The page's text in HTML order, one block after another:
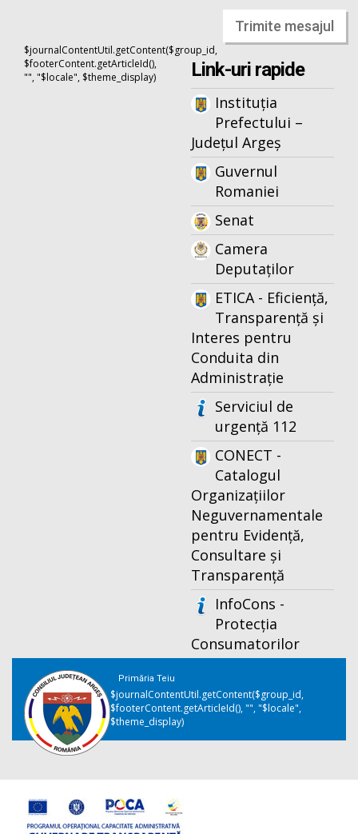
Trimite mesajul
$journalContentUtil.getContent($group_id,
$footerContent.getArticleId(),
"", "$locale", $theme_display)
Link-uri rapide
Instituția
Prefectului –
Județul Argeș
Guvernul
Romaniei
Senat
Camera
Deputaților
ETICA - Eficiență,
Transparență și
Interes pentru
Conduita din
Administrație
Serviciul de
urgență 112
CONECT -
Catalogul
Organizațiilor
Neguvernamentale
pentru Evidență,
Consultare și
Transparență
InfoCons -
Protecția
Consumatorilor
Primăria Teiu
$journalContentUtil.getContent($group_id,
$footerContent.getArticleId(), "", "$locale",
$theme_display)